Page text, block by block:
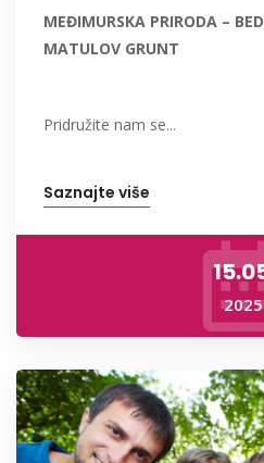
MEĐIMURSKA PRIRODA –
MATULOV GRUNT
Pridružite nam se...
Saznajte više
2025